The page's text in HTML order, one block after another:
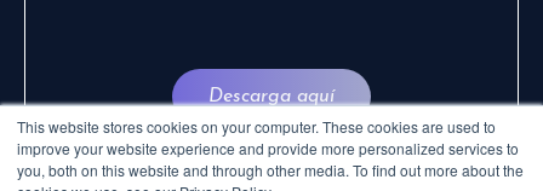
This website stores cookies on your computer. These cookies are used to
improve your website experience and provide more personalized services to
you, both on this website and through other media. To find out more about the
Descarga aquí